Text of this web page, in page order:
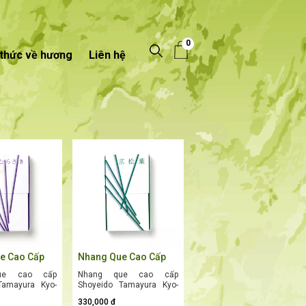
0
về hương Liên hệ
Cao Cấp
(京むら
Thảo
Đô Quý
cao cấp
Kyo-
Nhang Que Cao Cấp
Kyo-matsuba (京松葉)
– Hương Lá Thông Cố
Đô Thanh Tịnh, Sâu
Nhang que cao cấp
Shoyeido Tamayura Kyo-
330,000 đ